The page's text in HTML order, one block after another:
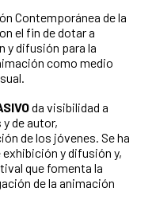
Contemporánea de la
el fin de dotar a
y difusión para la
como medio
da visibilidad a
de autor,
de los jóvenes. Se ha
y difusión y,
que fomenta la
de la animación